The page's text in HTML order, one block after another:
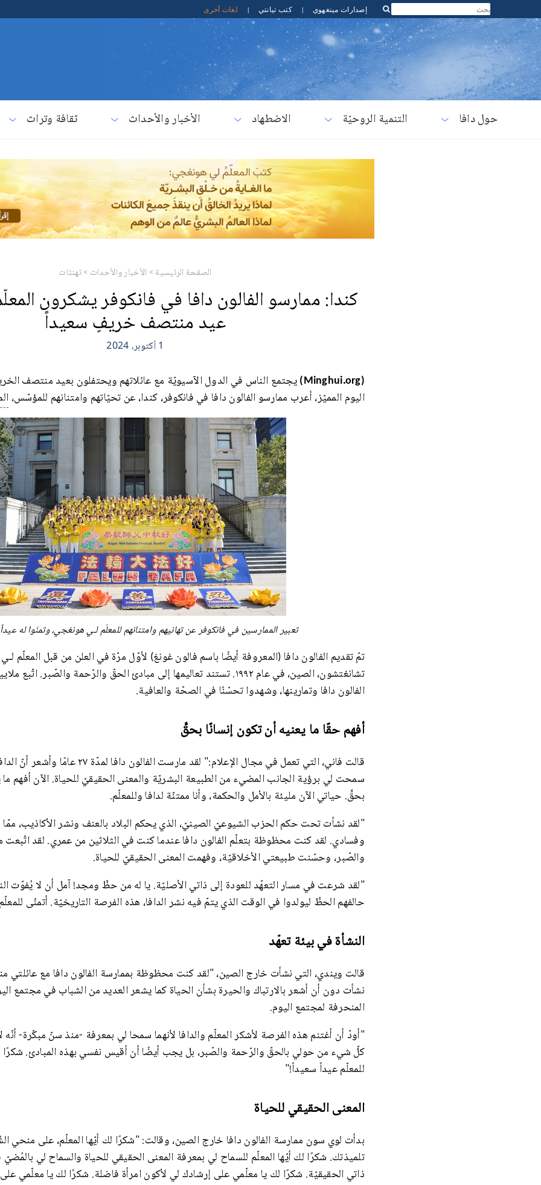
إصدارات مينغهوي | كتب تيانتي | لغات أخرى
حول دافا التنمية الروحيّة الاضطهاد الأخبار والأحداث ثقافة وتراث
الصفحة الرئيسية> الأخبار والأحداث >تهنئات
كندا: ممارسو الفالون دافا في فانكوفر يشكرون
عيد منتصف خريفٍ سعيداً
1 أكتوبر، 2024
(Minghui.org)
يجتمع الناس في الدول الآسيويّة مع عائلاتهم ويحتفلون بعيد منتصف
اليوم المميّز، أعرب ممارسو الفالون دافا في فانكوفر، كندا، عن تحيّاتهم وامتنانهم للمؤسّس،
تعبير الممارسين في فانكوفر عن تهانيهم وامتنانهم للمعلّم لـي هونغجي، وتمنّوا له
تمّ تقديم الفالون دافا (المعروفة أيضًا باسم فالون غونغ) لأوّل مرّة في العلن من قبل المعلّم
تشانغتشون، الصين، في عام ١٩٩٢. تستند تعاليمها إلى مبادئ الحقّ والرّحمة والصّبر.
الفالون دافا وتمارينها، وشهدوا تحسّنًا في الصحّة والعافية.
أفهم حقًا ما يعنيه أن تكون إنسانًا بحقٍّ
قالت فاني، التي تعمل في مجال الإعلام:" لقد مارست
سمحت لي برؤية الجانب المضيء من الطبيعة البشريّة والمعنى الحقيقيّ للحياة. الآن أفهم ما
بحقٍّ. حياتي الآن مليئة بالأمل والحكمة، وأنا ممتنّة لدافا وللمعلّم.
"لقد نشأت تحت حكم الحزب الشيوعيّ الصينيّ، الذي يحكم البلاد بالعنف ونشر الأكاذيب،
وفسادي. لقد كنت محظوظة بتعلّم الفالون دافا عندما كنت في الثلاثين من عمري. لقد اتّبعت
والصّبر، وحسّنت طبيعتي الأخلاقيّة، وفهمت المعنى الحقيقيّ للحياة.
"لقد شرعت في مسار التعهّد للعودة إلى ذاتي الأصليّة. يا له من حظّ ومجد! آمل أن لا يُفوّت
حالفهم الحظّ ليولدوا في الوقت الذي يتمّ فيه نشر الدافا، هذه الفرصة التاريخيّة. أتمنّى
النشأة في بيئة تعهّد
قالت ويندي، التي نشأت خارج الصين، "لقد كنت محظوظة بممارسة الفالون دافا مع عائلتي
نشأت دون أن أشعر بالارتباك والحيرة بشأن الحياة كما يشعر العديد من الشباب في مجتمع
المنحرفة لمجتمع اليوم.
"أودّ أن أغتنم هذه الفرصة لأشكر المعلّم والدافا لأنهما سمحا لي بمعرفة -منذ سنّ مبكّرة-
كلّ شيء من حولي بالحقّ والرّحمة والصّبر، بل يجب أيضًا أن أقيس نفسي بهذه المبادئ. شكرًا
للمعلّم عيداً سعيداً!"
المعنى الحقيقي للحياة
بدأت لوي سون ممارسة الفالون دافا خارج الصين، وقالت: "شكرًا لك أيّها المعلّم، على منحي
تلميذتك. شكرًا لك أيّها المعلّم للسماح لي بمعرفة المعنى الحقيقي للحياة والسماح لي
ذاتي الحقيقيّة. شكرًا لك يا معلّمي على إرشادك لي لأكون امرأة فاضلة. شكرًا لك يا معلّمي